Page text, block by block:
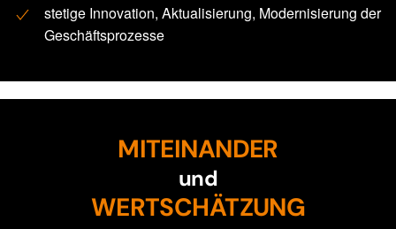
stetige Innovation, Aktualisierung, Modernisierung der
Geschäftsprozesse
MITEINANDER
und
WERTSCHÄTZUNG